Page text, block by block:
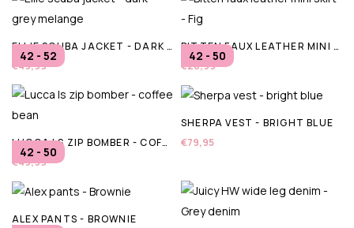
42 - 52
ELLIE SCUBA JACKET - DARK GREY MELANGE
€49,99
42 - 50
BITTEN FAUX LEATHER MINI SKIRT - FIG
€26,99
42 - 50
LUCCA LS ZIP BOMBER - COFFEE BEAN
€49,99
SHERPA VEST - BRIGHT BLUE
€79,95
ALEX PANTS - BROWNIE